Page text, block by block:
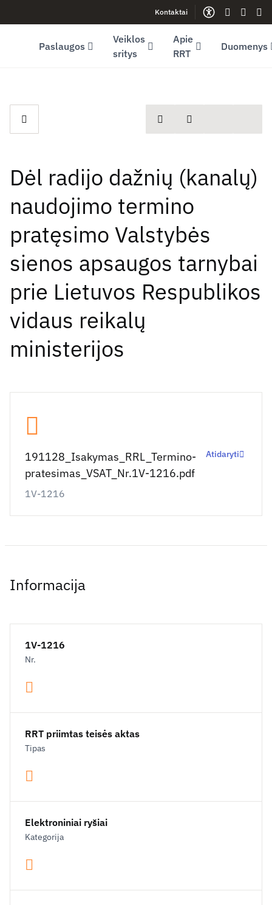
Youtube (opens in new window)Kontaktai
Gestų
Paslaugos
Veiklos
sritys
Apie
RRT
Duomenys
spausdintiDalintis
Dėl radijo dažnių (kanalų)
naudojimo termino
pratęsimo Valstybės
sienos apsaugos tarnybai
prie Lietuvos Respublikos
vidaus reikalų
ministerijos
191128_Isakymas_RRL_Termino-
pratesimas_VSAT_Nr.1V-1216.pdf
1V-1216
Atidaryti
Informacija
1V-1216
Nr.
RRT priimtas teisės aktas
Tipas
Elektroniniai ryšiai
Kategorija